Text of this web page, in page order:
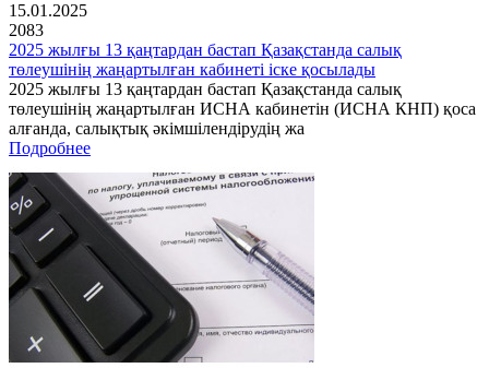
15.01.2025
2083
2025 жылғы 13 қаңтардан бастап Қазақстанда салық
төлеушінің жаңартылған кабинеті іске қосылады
2025 жылғы 13 қаңтардан бастап Қазақстанда салық
төлеушінің жаңартылған ИСНА кабинетін (ИСНА КНП) қоса
алғанда, салықтық әкімшілендірудің жа
Подробнее